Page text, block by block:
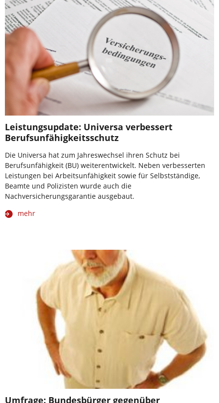
Leistungsupdate: Universa verbessert
Berufsunfähigkeitsschutz
Die Universa hat zum Jahreswechsel ihren Schutz bei
Berufsunfähigkeit (BU) weiterentwickelt. Neben verbesserten
Leistungen bei Arbeitsunfähigkeit sowie für Selbstständige,
Beamte und Polizisten wurde auch die
Nachversicherungsgarantie ausgebaut.
mehr
Umfrage: Bundesbürger gegenüber